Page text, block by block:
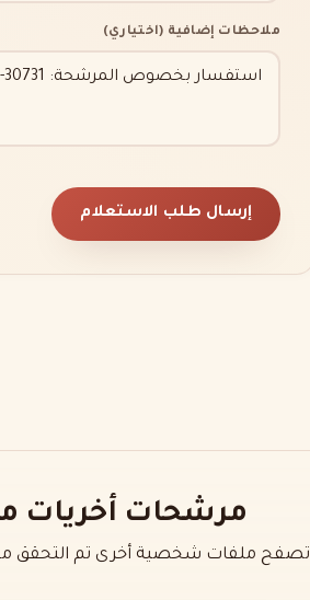
ملاحظات إضافية (اختياري)
إرسال طلب الاستعلام
مرشحات أخريات
تصفح ملفات شخصية أخرى تم التحقق